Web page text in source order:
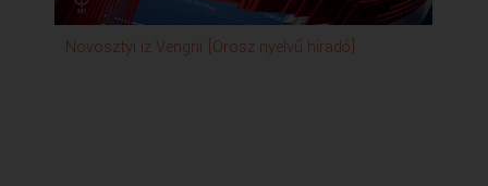
Novosztyi iz Vengrii [Orosz nyelvű híradó]